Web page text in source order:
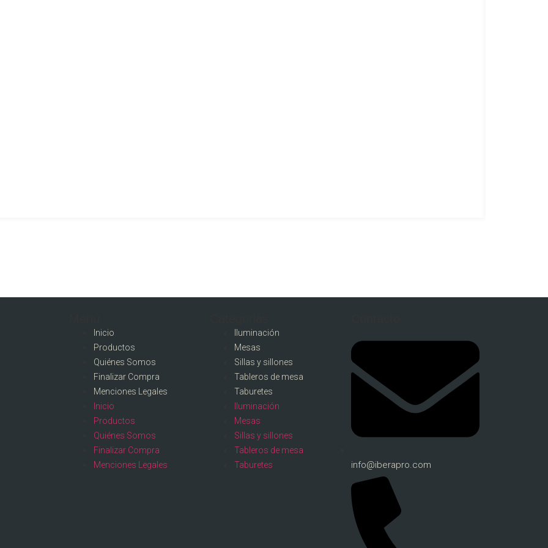
Inicio
Productos
Quiénes Somos
Finalizar Compra
Menciones Legales
Inicio
Productos
Quiénes Somos
Finalizar Compra
Menciones Legales
Iluminación
Mesas
Sillas y sillones
Tableros de mesa
Taburetes
Iluminación
Mesas
Sillas y sillones
Tableros de mesa
Taburetes
info@iberapro.com